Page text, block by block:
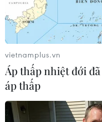
#thủ tục hành chính
Theo dõi VietnamPlus
vietnamplus.vn
Áp thấp nhiệt đới
áp thấp